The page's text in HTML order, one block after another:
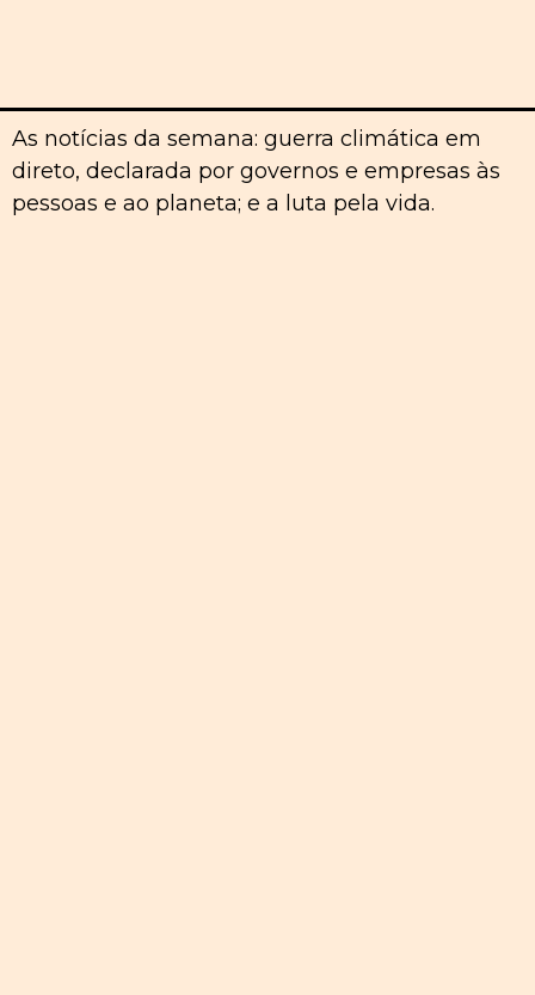
As notícias da semana: guerra climática em
direto, declarada por governos e empresas às
pessoas e ao planeta; e a luta pela vida.